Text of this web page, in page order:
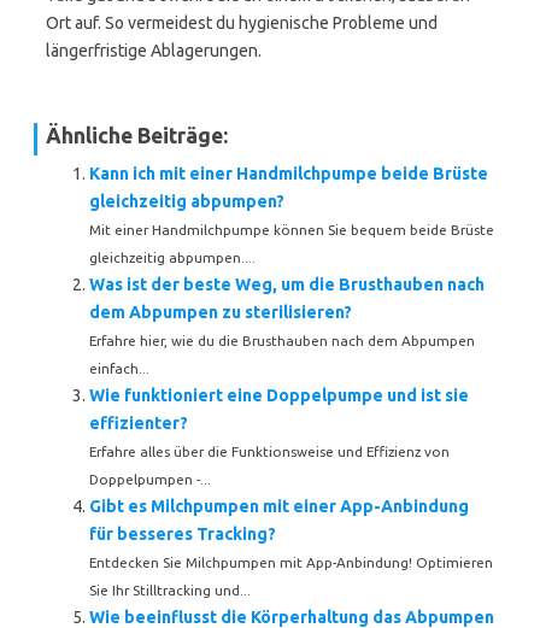
Ort auf. So vermeidest du hygienische Probleme und
längerfristige Ablagerungen.
Ähnliche Beiträge:
Kann ich mit einer Handmilchpumpe beide Brüste
gleichzeitig abpumpen?
Mit einer Handmilchpumpe können Sie bequem beide Brüste
gleichzeitig abpumpen....
Was ist der beste Weg, um die Brusthauben nach
dem Abpumpen zu sterilisieren?
Erfahre hier, wie du die Brusthauben nach dem Abpumpen
einfach...
Wie funktioniert eine Doppelpumpe und ist sie
effizienter?
Erfahre alles über die Funktionsweise und Effizienz von
Doppelpumpen -...
Gibt es Milchpumpen mit einer App-Anbindung
für besseres Tracking?
Entdecken Sie Milchpumpen mit App-Anbindung! Optimieren
Sie Ihr Stilltracking und...
Wie beeinflusst die Körperhaltung das Abpumpen